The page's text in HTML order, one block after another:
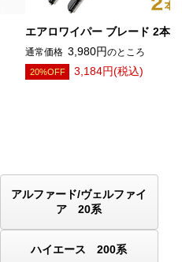
エアロワイパー ブレード 2本
通常価格 3,980円のところ
20%OFF 3,184円(税込)
アルファード/ヴェルファイ
ア 20系
ハイエース 200系